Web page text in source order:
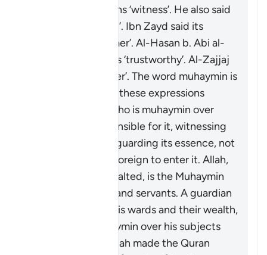
ʿAbbas said it means ‘witness’. He also said
it means ‘entrusted’. Ibn Zayd said its
meaning is ‘confirmer’. Al-Hasan b. Abi al-
Hasan said it means ‘trustworthy’. Al-Zajjaj
mentioned ‘overseer’. The word muhaymin is
more specific than these expressions
because the one who is muhaymin over
something is responsible for it, witnessing
its truths, and safeguarding its essence, not
allowing anything foreign to enter it. Allah,
the Blessed and Exalted, is the Muhaymin
over His creations and servants. A guardian
over his wards and their wealth,
muhaymin over his subjects
and their affairs. Allah made the Quran